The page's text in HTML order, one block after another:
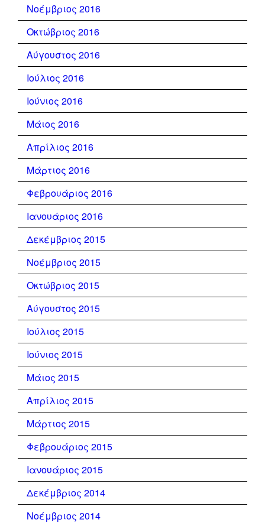
Νοέμβριος 2016
Οκτώβριος 2016
Αύγουστος 2016
Ιούλιος 2016
Ιούνιος 2016
Μάιος 2016
Απρίλιος 2016
Μάρτιος 2016
Φεβρουάριος 2016
Ιανουάριος 2016
Δεκέμβριος 2015
Νοέμβριος 2015
Οκτώβριος 2015
Αύγουστος 2015
Ιούλιος 2015
Ιούνιος 2015
Μάιος 2015
Απρίλιος 2015
Μάρτιος 2015
Φεβρουάριος 2015
Ιανουάριος 2015
Δεκέμβριος 2014
Νοέμβριος 2014